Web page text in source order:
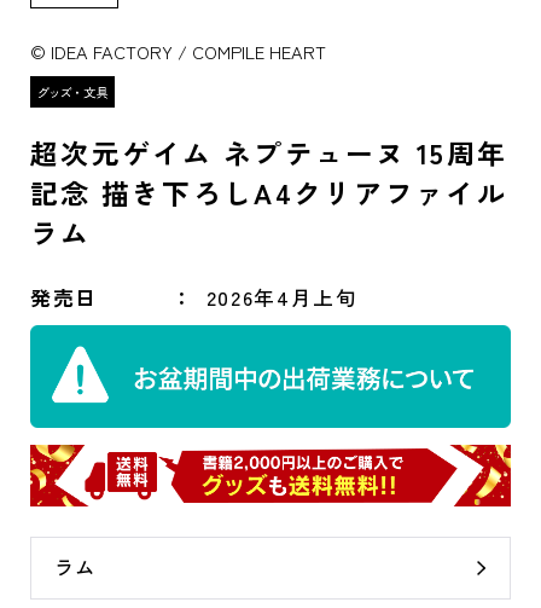
© IDEA FACTORY / COMPILE HEART
超次元ゲイム ネプテューヌ 15周年
記念 描き下ろしA4クリアファイル
ラム
発売日 2026年4月上旬
ラム